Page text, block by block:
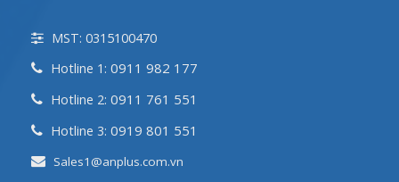
MST: 0315100470
Hotline 1: 0911 982 177
Hotline 2: 0911 761 551
Hotline 3: 0919 801 551
Sales1@anplus.com.vn